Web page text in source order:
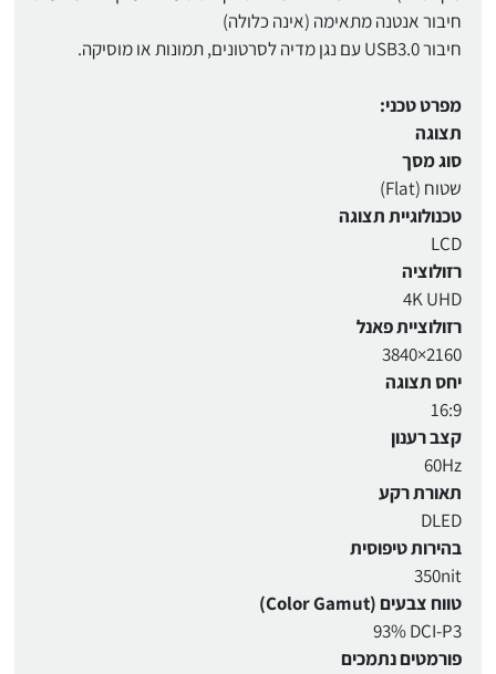
חיבור אנטנה מתאימה (אינה כלולה)
חיבור USB3.0 עם נגן מדיה לסרטונים, תמונות או מוסיקה.
מפרט טכני:
תצוגה
סוג מסך
שטוח (Flat)
טכנולוגיית תצוגה
LCD
רזולוציה
4K UHD
רזולוציית פאנל
‎3840×2160
יחס תצוגה
16:9
קצב רענון
60Hz
תאורת רקע
DLED
בהירות טיפוסית
350nit
טווח צבעים (Color Gamut)
‎93% DCI-P3
פורמטים נתמכים